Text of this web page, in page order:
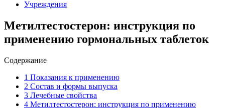
Учреждения
Метилтестостерон: инструкция по
применению гормональных таблеток
Содержание
1 Показания к применению
2 Состав и формы выпуска
3 Лечебные свойства
4 Метилтестостерон: инструкция по применению